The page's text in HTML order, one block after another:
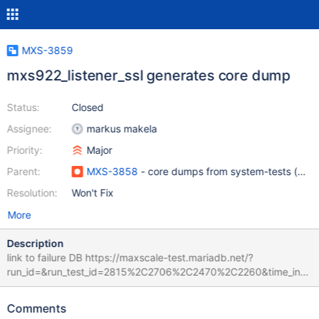
MXS-3859
mxs922_listener_ssl generates core dump
Status:
Assignee:
Priority:
Parent:
Resolution:
Closed
markus makela
Major
MXS-3858 - core dumps from system-tests
Won't Fix
More
Description
link to failure DB https://maxscale-test.mariadb.net/?
run_id=&run_test_id=2815%2C2706%2C2470%2C2260&time_inte
rval_dropdown=-2&time_interval_start=2021-10-
09&sql_query=%20%20%20%20%20%20%20%20%20%20%20%2
Comments